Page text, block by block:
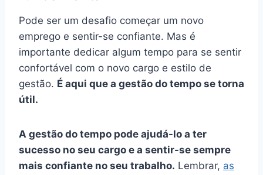
Pode ser um desafio começar um novo
emprego e sentir-se confiante. Mas é
importante dedicar algum tempo para se sentir
confortável com o novo cargo e estilo de
gestão. É aqui que a gestão do tempo se torna
útil.
A gestão do tempo pode ajudá-lo a ter
sucesso no seu cargo e a sentir-se sempre
mais confiante no seu trabalho. Lembrar, as